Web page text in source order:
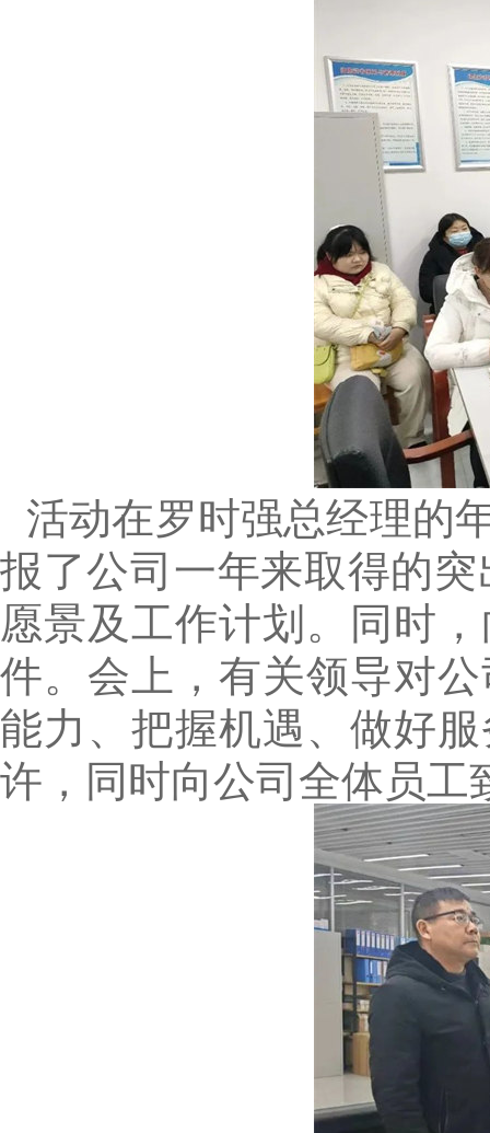
活动在罗时强总经理的
报了公司一年来取得的
愿景及工作计划。同时
件。会上，有关领导对
能力、把握机遇、做好
许，同时向公司全体员工